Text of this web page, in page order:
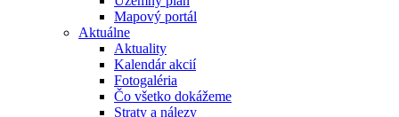
Mapový portál
Aktuálne
Aktuality
Kalendár akcií
Fotogaléria
Čo všetko dokážeme
Straty a nálezy